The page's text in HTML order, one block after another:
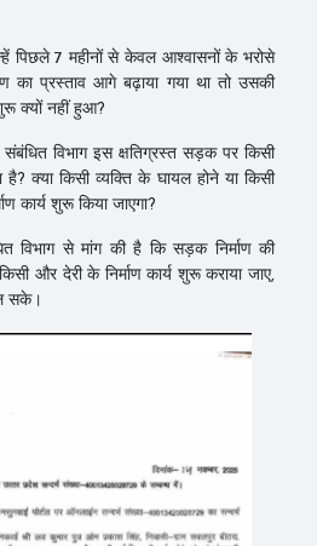
पिछले 7 महीनों से केवल आश्वासनों के भरोसे
का प्रस्ताव आगे बढ़ाया गया था तो उसकी
क्यों नहीं हुआ?
विभाग इस क्षतिग्रस्त सड़क पर किसी
है? क्या किसी व्यक्ति के घायल होने या किसी
कार्य शुरू किया जाएगा?
विभाग से मांग की है कि सड़क निर्माण की
और देरी के निर्माण कार्य शुरू कराया जाए,
सके।